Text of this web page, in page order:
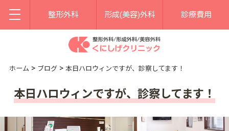
整形外科 形成(美容)外科 診療費用
ホーム > ブログ> 本日ハロウィンですが、診察してます！
本日ハロウィンですが、診察してます！